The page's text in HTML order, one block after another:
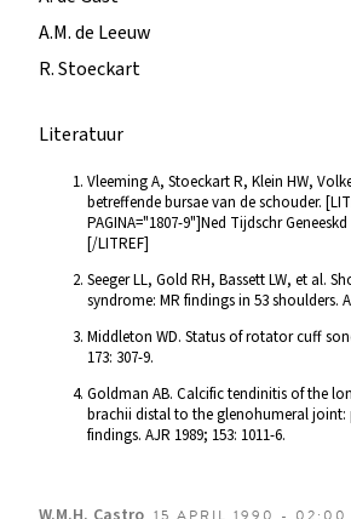
A.M. de Leeuw
R. Stoeckart
Literatuur
Vleeming A, Stoeckart R, Klein HW,
betreffende bursae van de schouder.
PAGINA="1807-9"]Ned Tijdschr Geneeskd
[/LITREF]
Seeger LL, Gold RH, Bassett LW, et al.
syndrome: MR findings in 53 shoulders.
Middleton WD. Status of rotator cuff
173: 307-9.
Goldman AB. Calcific tendinitis of the
brachii distal to the glenohumeral
findings. AJR 1989; 153: 1011-6.